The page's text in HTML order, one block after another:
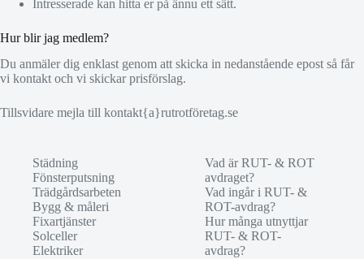
Intresserade kan hitta er på ännu ett sätt.
Hur blir jag medlem?
Du anmäler dig enklast genom att skicka in nedanstående epost så får
vi kontakt och vi skickar prisförslag.
Tillsvidare mejla till kontakt{a}rutrotföretag.se
Städning
Fönsterputsning
Trädgårdsarbeten
Bygg & måleri
Fixartjänster
Solceller
Elektriker
Vad är RUT- & ROT
avdraget?
Vad ingår i RUT- &
ROT-avdrag?
Hur många utnyttjar
RUT- & ROT-
avdrag?